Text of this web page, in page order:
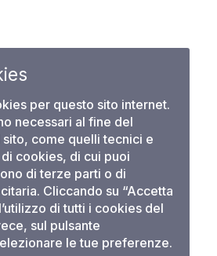
per questo sito internet.
necessari al fine del
come quelli tecnici e
cookies, di cui puoi
di terze parti o di
Cliccando su “Accetta
di tutti i cookies del
sul pulsante
le tue preferenze.